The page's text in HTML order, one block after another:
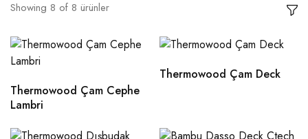
Showing 8 of 8 ürünler
Thermowood Çam Cephe
Lambri
Thermowood Çam Deck